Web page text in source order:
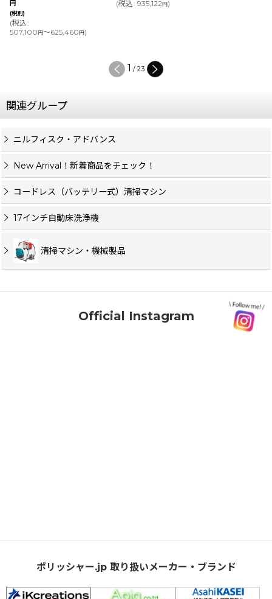
2 /23
関連グループ
ニルフィスク・アドバンス
New Arrival！新着商品をチェック！
コードレス（バッテリー式）清掃マシン
17インチ自動床洗浄機
清掃マシン・機械製品
Official Instagram
ポリッシャー.jp 取り扱いメーカー・ブランド